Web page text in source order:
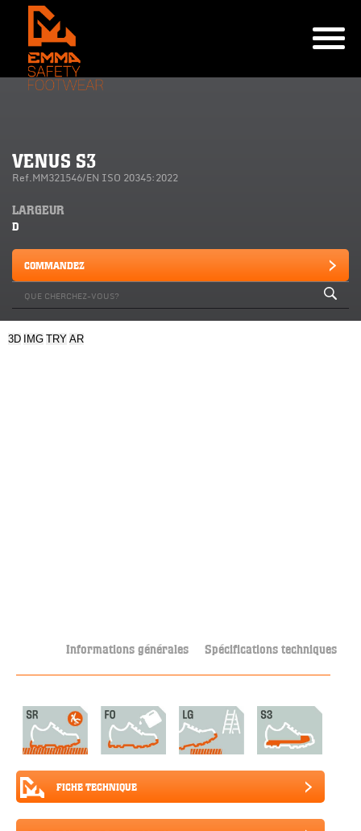
VENUS S3
Ref.MM321546/EN ISO 20345:2022
LARGEUR
D
COMMANDEZ
3D IMG TRY AR
Informations générales Spécifications techniques
FICHE TECHNIQUE